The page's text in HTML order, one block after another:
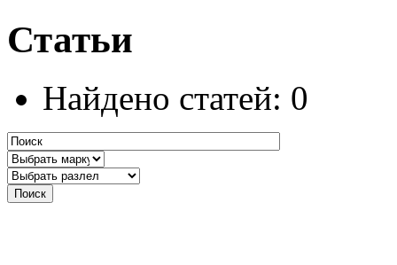
Статьи
Найдено статей: 0